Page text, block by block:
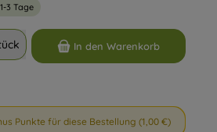
3 Tage
Wert ein oder benutze die Schaltflächen um
In den Warenkorb
Punkte für diese Bestellung (1,00 €)